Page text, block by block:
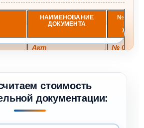
НАИМЕНОВАНИЕ
ДОКУМЕНТА
№
Акт
работ
№ 00123
Исполнительная
схема
бетонирования
перекрытия 2-го
этажа
стоимость
документации: